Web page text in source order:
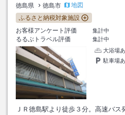
徳島県 徳島市
地図
ふるさと納税対象施設
お客様アンケート評価
集計中
るるぶトラベル評価
集計中
大浴場
駐車場
ＪＲ徳島駅より徒歩３分。高速バ